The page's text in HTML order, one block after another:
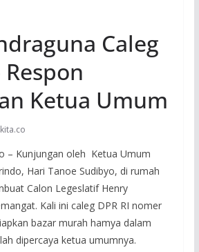
Caleg
Ketua Umum
– Kunjungan oleh Ketua Umum
Hari Tanoe Sudibyo, di rumah
Calon Legeslatif Henry
Kali ini caleg DPR RI nomer
bazar murah hamya dalam
dipercaya ketua umumnya.